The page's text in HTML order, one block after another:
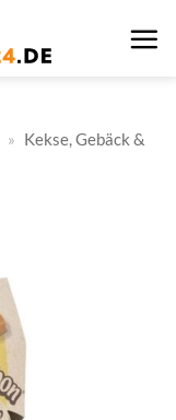
» Kekse, Gebäck &